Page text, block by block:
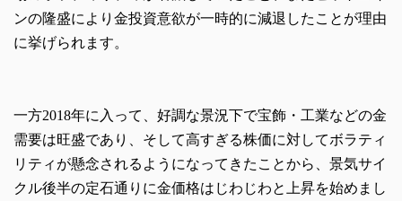
ンの隆盛により金投資意欲が一時的に減退したことが理由
に挙げられます。
一方2018年に入って、好調な景況下で宝飾・工業などの金
需要は旺盛であり、そして高すぎる株価に対してボラティ
リティが懸念されるようになってきたことから、景気サイ
クル後半の定石通りに金価格はじわじわと上昇を始めまし